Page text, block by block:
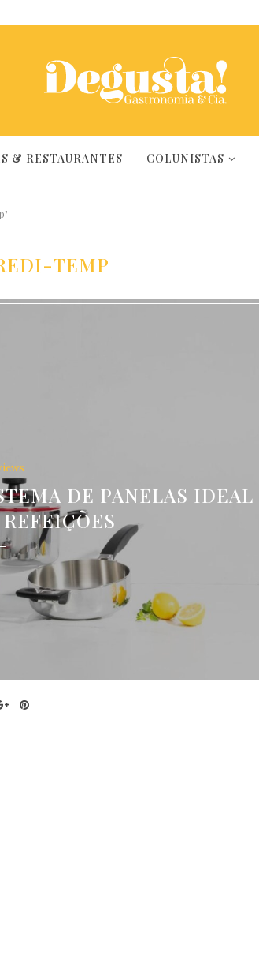
& RESTAURANTES COLUNISTAS
TEMP
DE PANELAS IDEAL